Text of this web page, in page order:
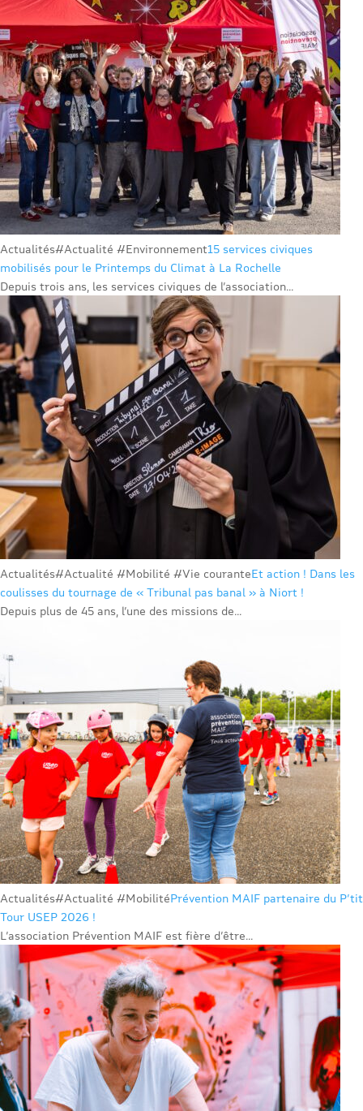
Actualités#Actualité #Environnement15 services civiques
mobilisés pour le Printemps du Climat à La Rochelle
Depuis trois ans, les services civiques de l’association...
Actualités#Actualité #Mobilité #Vie couranteEt action ! Dans les
coulisses du tournage de « Tribunal pas banal » à Niort !
Depuis plus de 45 ans, l’une des missions de...
Actualités#Actualité #MobilitéPrévention MAIF partenaire du P’tit
Tour USEP 2026 !
L’association Prévention MAIF est fière d’être...